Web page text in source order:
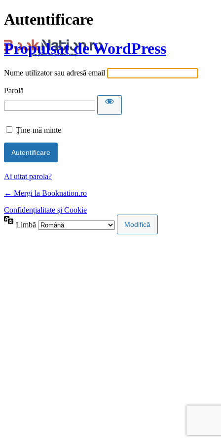
Autentificare
Propulsat de WordPress
Nume utilizator sau adresă email
Parolă
Ține-mă minte
Ai uitat parola?
← Mergi la Booknation.ro
Confidențialitate și Cookie
Limbă